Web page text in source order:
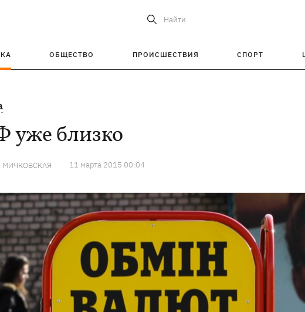
Найти
ОБЩЕСТВО ПРОИСШЕСТВИЯ СПОРТ
близко
МИЧКОВСКАЯ 11 марта 2015 00:04